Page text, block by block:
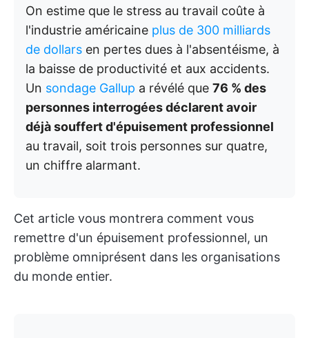
On estime que le stress au travail coûte à
l'industrie américaine plus de 300 milliards
de dollars en pertes dues à l'absentéisme, à
la baisse de productivité et aux accidents.
Un sondage Gallup a révélé que 76 % des
personnes interrogées déclarent avoir
déjà souffert d'épuisement professionnel
au travail, soit trois personnes sur quatre,
un chiffre alarmant.
Cet article vous montrera comment vous
remettre d'un épuisement professionnel, un
problème omniprésent dans les organisations
du monde entier.